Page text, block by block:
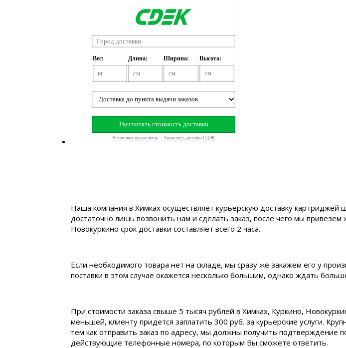
Наша компания в Химках осуществляет курьерскую доставку
достаточно лишь позвонить нам и сделать заказ, после чего мы
Новокуркино срок доставки составляет всего 2 часа.
Если необходимого товара нет на складе, мы сразу же закажем его у
поставки в этом случае окажется несколько большим, однако ждать
При стоимости заказа свыше 5 тысяч рублей в Химках, Куркино,
меньшей, клиенту придется заплатить 300 руб. за курьерские услуги.
тем как отправить заказ по адресу, мы должны получить подтверждение
действующие телефонные номера, по которым Вы сможете ответить.